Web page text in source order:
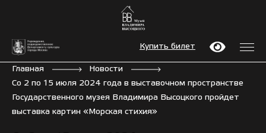
Купить билет
Главная
Новости
Со 2 по 15 июля 2024 года в выставочном пространстве
Государственного музея Владимира Высоцкого пройдет
выставка картин «Морская стихия»